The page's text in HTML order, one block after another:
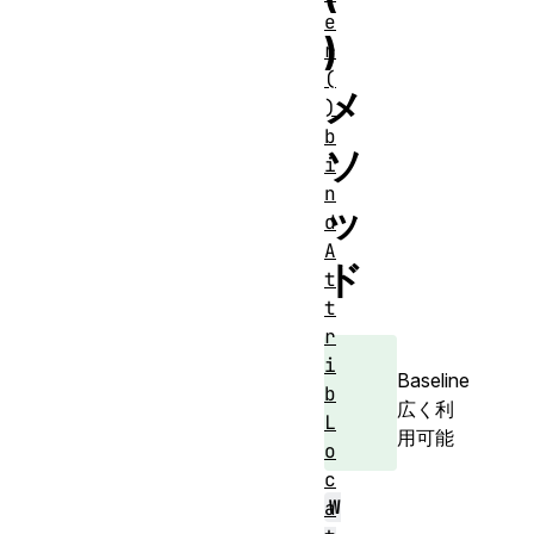
)
メ
ソ
ッ
ド
Baseline
広く利
用可能
W
e
r
(
)
b
i
n
d
A
t
t
r
i
b
L
o
c
a